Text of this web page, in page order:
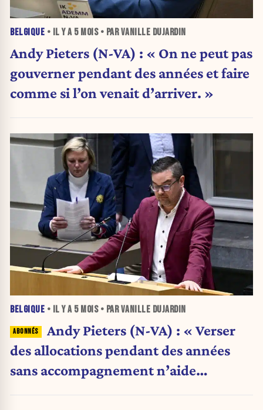
BELGIQUE • IL Y A 5 MOIS• PAR VANILLE DUJARDIN
Andy Pieters (N-VA) : « On ne peut pas
gouverner pendant des années et faire
comme si l’on venait d’arriver. »
BELGIQUE • IL Y A 5 MOIS• PAR VANILLE DUJARDIN
Andy Pieters (N-VA) : « Verser
des allocations pendant des années
sans accompagnement n’aide